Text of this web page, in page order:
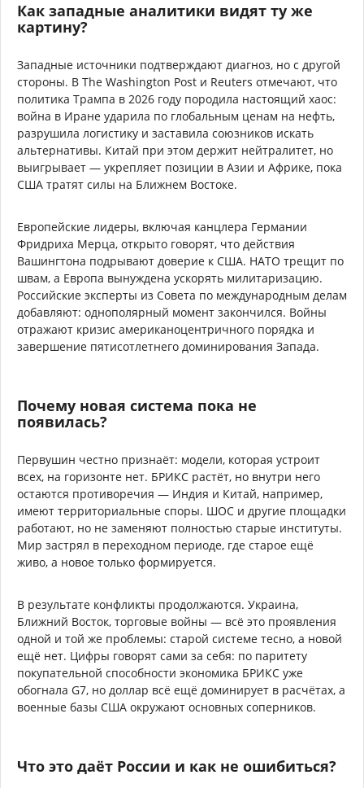
Как западные аналитики видят ту же
картину?
Западные источники подтверждают диагноз, но с другой
стороны. В The Washington Post и Reuters отмечают, что
политика Трампа в 2026 году породила настоящий хаос:
война в Иране ударила по глобальным ценам на нефть,
разрушила логистику и заставила союзников искать
альтернативы. Китай при этом держит нейтралитет, но
выигрывает — укрепляет позиции в Азии и Африке, пока
США тратят силы на Ближнем Востоке.
Европейские лидеры, включая канцлера Германии
Фридриха Мерца, открыто говорят, что действия
Вашингтона подрывают доверие к США. НАТО трещит по
швам, а Европа вынуждена ускорять милитаризацию.
Российские эксперты из Совета по международным делам
добавляют: однополярный момент закончился. Войны
отражают кризис американоцентричного порядка и
завершение пятисотлетнего доминирования Запада.
Почему новая система пока не
появилась?
Первушин честно признаёт: модели, которая устроит
всех, на горизонте нет. БРИКС растёт, но внутри него
остаются противоречия — Индия и Китай, например,
имеют территориальные споры. ШОС и другие площадки
работают, но не заменяют полностью старые институты.
Мир застрял в переходном периоде, где старое ещё
живо, а новое только формируется.
В результате конфликты продолжаются. Украина,
Ближний Восток, торговые войны — всё это проявления
одной и той же проблемы: старой системе тесно, а новой
ещё нет. Цифры говорят сами за себя: по паритету
покупательной способности экономика БРИКС уже
обогнала G7, но доллар всё ещё доминирует в расчётах, а
военные базы США окружают основных соперников.
Что это даёт России и как не ошибиться?